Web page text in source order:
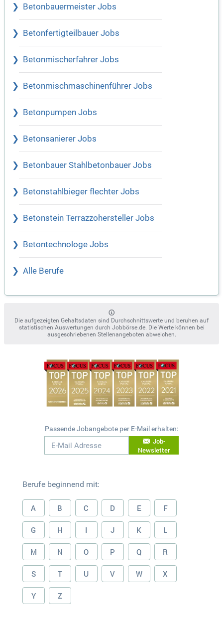
Betonbauermeister Jobs
Betonfertigteilbauer Jobs
Betonmischerfahrer Jobs
Betonmischmaschinenführer Jobs
Betonpumpen Jobs
Betonsanierer Jobs
Betonbauer Stahlbetonbauer Jobs
Betonstahlbieger flechter Jobs
Betonstein Terrazzohersteller Jobs
Betontechnologe Jobs
Alle Berufe
Die aufgezeigten Gehaltsdaten sind Durchschnittswerte und beruhen auf
statistischen Auswertungen durch Jobbörse.de. Die Werte können bei
ausgeschriebenen Stellenangeboten abweichen.
Passende Jobangebote per E-Mail erhalten:
Job-
Newsletter
Berufe beginnend mit:
A B C D E F
G H I J K L
M N O P Q R
S T U V W X
Y Z